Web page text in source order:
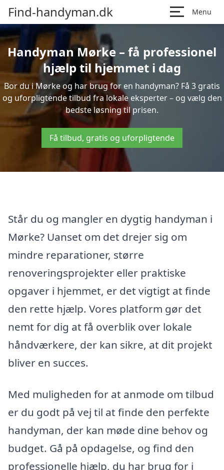
Find-handyman.dk Menu
Handyman Mørke – få professionel
hjælp til hjemmet i dag
Bor du i Mørke og har brug for en handyman? Få 3 gratis
og uforpligtende tilbud fra lokale eksperter – og vælg den
bedste løsning til prisen.
Få tilbud, gratis og uforpligtende
Står du og mangler en dygtig handyman i
Mørke? Uanset om det drejer sig om
mindre reparationer, større
renoveringsprojekter eller praktiske
opgaver i hjemmet, er det vigtigt at finde
den rette hjælp. Vores platform gør det
nemt for dig at få overblik over lokale
håndværkere, der kan sikre, at dit projekt
bliver en succes.
Med muligheden for at anmode om tilbud
er du godt på vej til at finde den perfekte
handyman, der kan møde dine behov og
budget. Gå på opdagelse, og find den
professionelle hjælp, du har brug for i